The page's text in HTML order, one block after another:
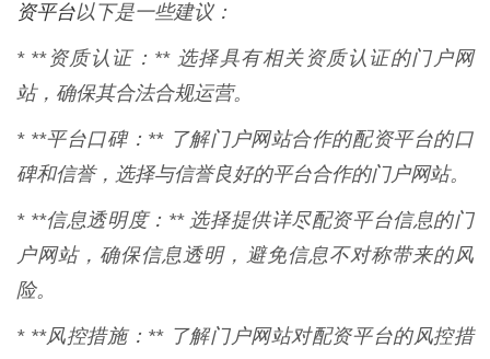
资平台以下是一些建议：
* **资质认证：** 选择具有相关资质认证的门户网
站，确保其合法合规运营。
* **平台口碑：** 了解门户网站合作的配资平台的口
碑和信誉，选择与信誉良好的平台合作的门户网站。
* **信息透明度：** 选择提供详尽配资平台信息的门
户网站，确保信息透明，避免信息不对称带来的风
险。
* **风控措施：** 了解门户网站对配资平台的风控措